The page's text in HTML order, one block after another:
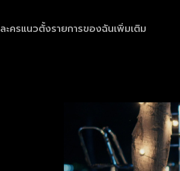
ละครแนวตั้งรายการของฉันเพิ่มเติม